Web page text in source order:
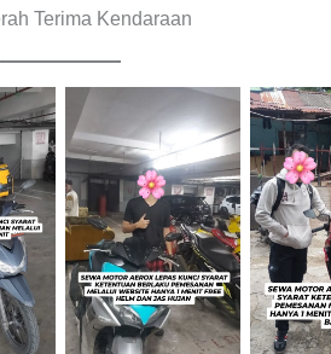
Terima Kendaraan
Cityplaza
Jatinegara
Gedung Parkir
P6A